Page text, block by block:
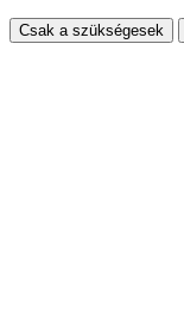
Csak a szükségesek